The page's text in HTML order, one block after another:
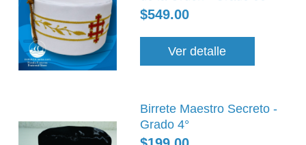
$549.00
Ver detalle
Birrete Maestro Secreto -
Grado 4°